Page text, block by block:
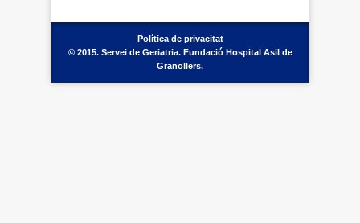
Política de privacitat
© 2015. Servei de Geriatria. Fundació Hospital Asil de
Granollers.